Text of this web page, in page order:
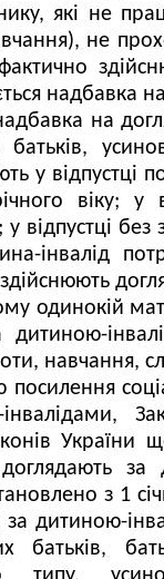
які не
не
надбавка
на
у відпустці
віку; у
відпустці
інвалід
одинокій
дитиною-
навчання,
інвалідами,
України
за
з 1
за дитиною-
батьків,